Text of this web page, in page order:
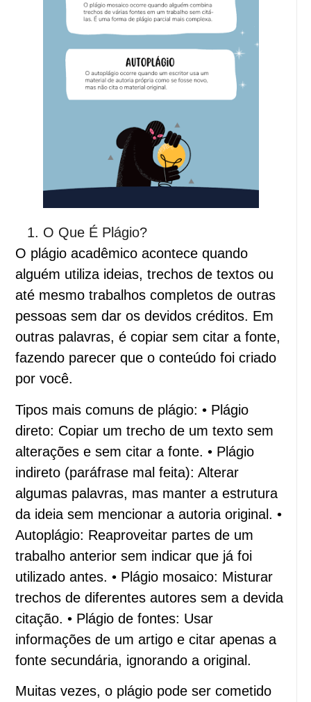
O Que É Plágio?
O plágio acadêmico acontece quando
alguém utiliza ideias, trechos de textos ou
até mesmo trabalhos completos de outras
pessoas sem dar os devidos créditos. Em
outras palavras, é copiar sem citar a fonte,
fazendo parecer que o conteúdo foi criado
por você.
Tipos mais comuns de plágio: • Plágio
direto: Copiar um trecho de um texto sem
alterações e sem citar a fonte. • Plágio
indireto (paráfrase mal feita): Alterar
algumas palavras, mas manter a estrutura
da ideia sem mencionar a autoria original. •
Autoplágio: Reaproveitar partes de um
trabalho anterior sem indicar que já foi
utilizado antes. • Plágio mosaico: Misturar
trechos de diferentes autores sem a devida
citação. • Plágio de fontes: Usar
informações de um artigo e citar apenas a
fonte secundária, ignorando a original.
Muitas vezes, o plágio pode ser cometido